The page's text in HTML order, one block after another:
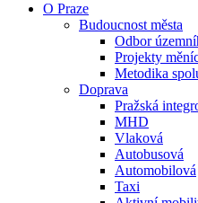
O Praze
Budoucnost města
Odbor
Projekty
Metodika
Doprava
Pražská
MHD
Vlaková
Autobusová
Automobilová
Taxi